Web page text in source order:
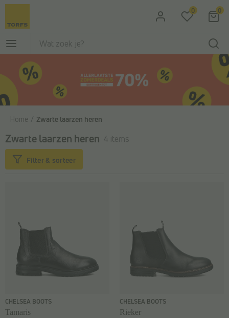
Ga naar de hoofdinhoud 0 0
Home Zwarte laarzen heren
Zwarte laarzen heren 4 items
Filter & sorteer
CHELSEA BOOTS
Tamaris
CHELSEA BOOTS
Rieker